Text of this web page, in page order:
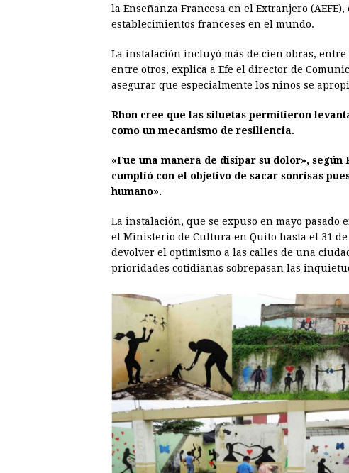
la Enseñanza Francesa en el Extranjero
establecimientos franceses en el mundo.
La instalación incluyó más de cien obras,
entre otros, explica a Efe el director de
asegurar que especialmente los niños se
Rhon cree que las siluetas permitieron
como un mecanismo de resiliencia.
«Fue una manera de disipar su dolor»,
cumplió con el objetivo de sacar sonrisas
humano».
La instalación, que se expuso en mayo
el Ministerio de Cultura en Quito hasta el 31
devolver el optimismo a las calles de una
prioridades cotidianas sobrepasan las